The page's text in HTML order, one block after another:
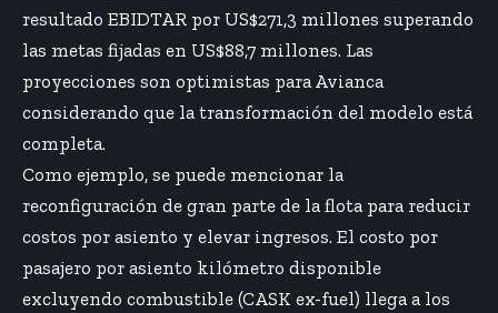
resultado EBIDTAR por US$271,3 millones superando
las metas fijadas en US$88,7 millones. Las
proyecciones son optimistas para Avianca
considerando que la transformación del modelo está
completa.
Como ejemplo, se puede mencionar la
reconfiguración de gran parte de la flota para reducir
costos por asiento y elevar ingresos. El costo por
pasajero por asiento kilómetro disponible
excluyendo combustible (CASK ex-fuel) llega a los